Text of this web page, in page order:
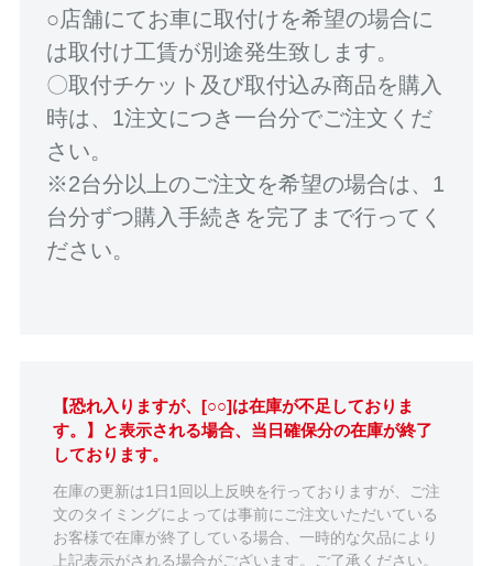
○店舗にてお車に取付けを希望の場合に
は取付け工賃が別途発生致します。
〇取付チケット及び取付込み商品を購入
時は、1注文につき一台分でご注文くだ
さい。
※2台分以上のご注文を希望の場合は、1
台分ずつ購入手続きを完了まで行ってく
ださい。
【恐れ入りますが、[○○]は在庫が不足しておりま
す。】と表示される場合、当日確保分の在庫が終了
しております。
在庫の更新は1日1回以上反映を行っておりますが、ご注
文のタイミングによっては事前にご注文いただいている
お客様で在庫が終了している場合、一時的な欠品により
上記表示がされる場合がございます。ご了承ください。